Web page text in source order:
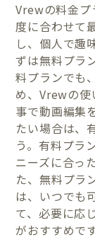
Vrewの料金プ
度に合わせて
し、個人で趣
ずは無料プラ
料プランでも
め、Vrewの使
事で動画編集
たい場合は、
う。有料プラ
ニーズに合っ
た、無料プラ
は、いつでも
て、必要に応
がおすすめです